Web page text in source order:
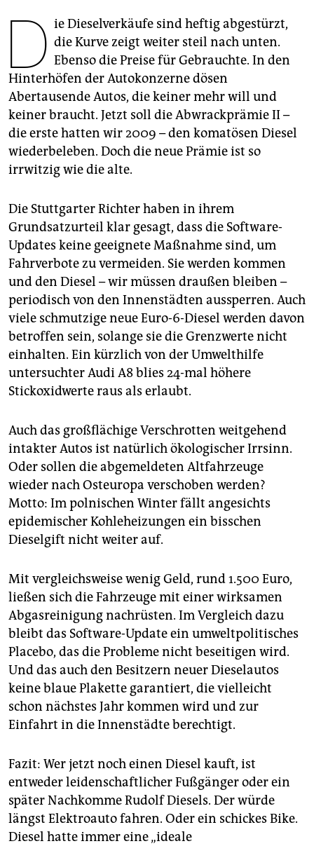
genossenschaft
epaper login
D ie Dieselverkäufe sind heftig abgestürzt,
die Kurve zeigt weiter steil nach unten.
Ebenso die Preise für Gebrauchte. In den
Hinterhöfen der Autokonzerne dösen
Abertausende Autos, die keiner mehr will und
keiner braucht. Jetzt soll die Abwrackprämie II –
die erste hatten wir 2009 – den komatösen Diesel
wiederbeleben. Doch die neue Prämie ist so
irrwitzig wie die alte.
Die Stuttgarter Richter haben in ihrem
Grundsatzurteil klar gesagt, dass die Software-
Updates keine geeignete Maßnahme sind, um
Fahrverbote zu vermeiden. Sie werden kommen
und den Diesel – wir müssen draußen bleiben –
periodisch von den Innenstädten aussperren. Auch
viele schmutzige neue Euro-6-Diesel werden davon
betroffen sein, solange sie die Grenzwerte nicht
einhalten. Ein kürzlich von der Umwelthilfe
untersuchter Audi A8 blies 24-mal höhere
Stickoxidwerte raus als erlaubt.
Auch das großflächige Verschrotten weitgehend
intakter Autos ist natürlich ökologischer Irrsinn.
Oder sollen die abgemeldeten Altfahrzeuge
wieder nach Osteuropa verschoben werden?
Motto: Im polnischen Winter fällt angesichts
epidemischer Kohle­heizungen ein bisschen
Dieselgift nicht weiter auf.
Mit vergleichsweise wenig Geld, rund 1.500 Euro,
ließen sich die Fahrzeuge mit einer wirksamen
Abgasreinigung nachrüsten. Im Vergleich dazu
bleibt das Software-Update ein umweltpolitisches
Placebo, das die Probleme nicht beseitigen wird.
Und das auch den Besitzern neuer Diesel­autos
keine blaue Plakette garantiert, die vielleicht
schon nächstes Jahr kommen wird und zur
Einfahrt in die Innenstädte berechtigt.
Fazit: Wer jetzt noch einen Diesel kauft, ist
entweder leidenschaftlicher Fußgänger oder ein
später Nachkomme Rudolf Diesels. Der würde
längst Elektroauto fahren. Oder ein schickes Bike.
Diesel hatte immer eine „ideale